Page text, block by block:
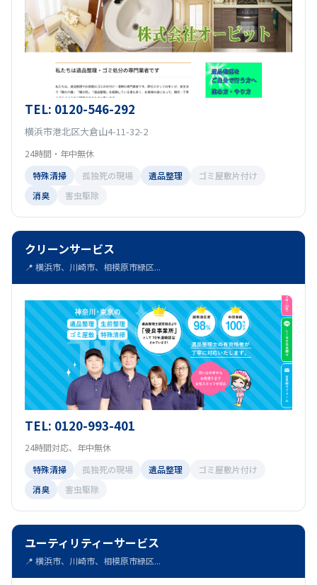
TEL: 0120-546-292
横浜市港北区大倉山4-11-32-2
24時間・年中無休
特殊清掃
孤独死の現場 遺品整理
ゴミ屋敷片付け
消臭
害虫駆除
クリーンサービス
📍 横浜市、川崎市、相模原市緑区...
TEL: 0120-993-401
24時間対応、年中無休
特殊清掃
孤独死の現場 遺品整理
ゴミ屋敷片付け
消臭
害虫駆除
ユーティリティーサービス
📍 横浜市、川崎市、相模原市緑区...